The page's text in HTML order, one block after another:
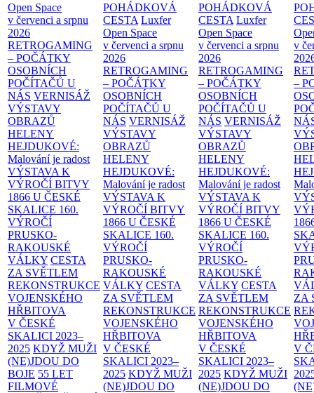
Open Space
v červenci a srpnu
2026
RETROGAMING
– POČÁTKY
OSOBNÍCH
POČÍTAČŮ U
NÁS VERNISÁŽ
VÝSTAVY
OBRAZŮ
HELENY
HEJDUKOVÉ:
Malování je radost
VÝSTAVA K
VÝROČÍ BITVY
1866 U ČESKÉ
SKALICE 160.
VÝROČÍ
PRUSKO-
RAKOUSKÉ
VÁLKY CESTA
ZA SVĚTLEM
REKONSTRUKCE
VOJENSKÉHO
HŘBITOVA
V ČESKÉ
SKALICI 2023–
2025 KDYŽ MUŽI
(NE)JDOU DO
BOJE 55 LET
FILMOVÉ
POHÁDKOVÁ
CESTA Luxfer
Open Space
v červenci a srpnu
2026
RETROGAMING
– POČÁTKY
OSOBNÍCH
POČÍTAČŮ U
NÁS VERNISÁŽ
VÝSTAVY
OBRAZŮ
HELENY
HEJDUKOVÉ:
Malování je radost
VÝSTAVA K
VÝROČÍ BITVY
1866 U ČESKÉ
SKALICE 160.
VÝROČÍ
PRUSKO-
RAKOUSKÉ
VÁLKY CESTA
ZA SVĚTLEM
REKONSTRUKCE
VOJENSKÉHO
HŘBITOVA
V ČESKÉ
SKALICI 2023–
2025 KDYŽ MUŽI
(NE)JDOU DO
POHÁDKOVÁ
CESTA Luxfer
Open Space
v červenci a srpnu
2026
RETROGAMING
– POČÁTKY
OSOBNÍCH
POČÍTAČŮ U
NÁS VERNISÁŽ
VÝSTAVY
OBRAZŮ
HELENY
HEJDUKOVÉ:
Malování je radost
VÝSTAVA K
VÝROČÍ BITVY
1866 U ČESKÉ
SKALICE 160.
VÝROČÍ
PRUSKO-
RAKOUSKÉ
VÁLKY CESTA
ZA SVĚTLEM
REKONSTRUKCE
VOJENSKÉHO
HŘBITOVA
V ČESKÉ
SKALICI 2023–
2025 KDYŽ MUŽI
(NE)JDOU DO
v
–
ZA
V